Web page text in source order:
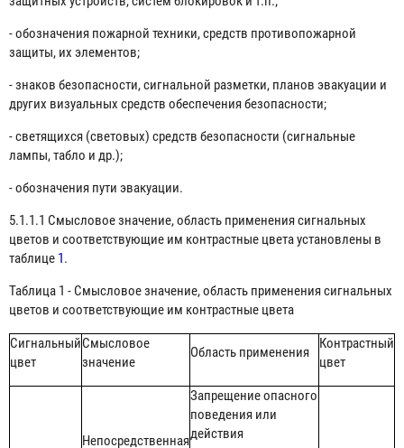
- обозначения пожарной техники, средств противопожарной
защиты, их элементов;
- знаков безопасности, сигнальной разметки, планов эвакуации и
других визуальных средств обеспечения безопасности;
- светящихся (световых) средств безопасности (сигнальные
лампы, табло и др.);
- обозначения пути эвакуации.
5.1.1.1 Смысловое значение, область применения сигнальных
цветов и соответствующие им контрастные цвета установлены в
таблице 1.
Таблица 1 - Смысловое значение, область применения сигнальных
цветов и соответствующие им контрастные цвета
Сигнальный
цвет
Смысловое
значение
Область применения
Контрастный
цвет
Непосредственная
Запрещение опасного
поведения или
действия